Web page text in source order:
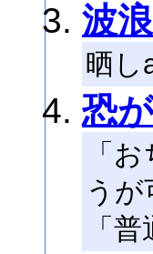
波
晒し
恐
「
うが
「